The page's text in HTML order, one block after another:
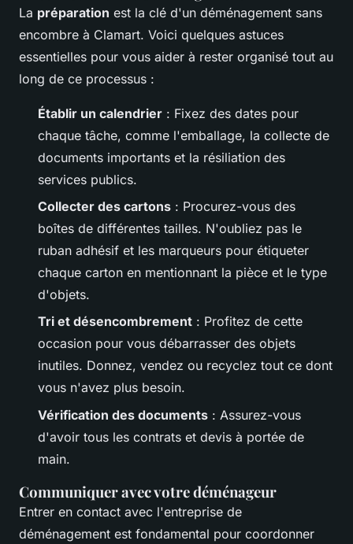
La préparation est la clé d'un déménagement sans
encombre à Clamart. Voici quelques astuces
essentielles pour vous aider à rester organisé tout au
long de ce processus :
Établir un calendrier : Fixez des dates pour
chaque tâche, comme l'emballage, la collecte de
documents importants et la résiliation des
services publics.
Collecter des cartons : Procurez-vous des
boîtes de différentes tailles. N'oubliez pas le
ruban adhésif et les marqueurs pour étiqueter
chaque carton en mentionnant la pièce et le type
d'objets.
Tri et désencombrement : Profitez de cette
occasion pour vous débarrasser des objets
inutiles. Donnez, vendez ou recyclez tout ce dont
vous n'avez plus besoin.
Vérification des documents : Assurez-vous
d'avoir tous les contrats et devis à portée de
main.
Communiquer avec votre déménageur
Entrer en contact avec l'entreprise de
déménagement est fondamental pour coordonner